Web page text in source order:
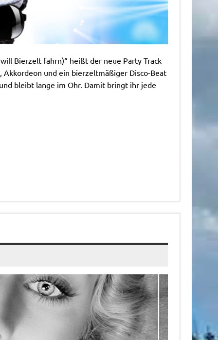
Bierzelt fahrn)“ heißt der neue Party Track
Akkordeon und ein bierzeltmäßiger Disco-Beat
bleibt lange im Ohr. Damit bringt ihr jede